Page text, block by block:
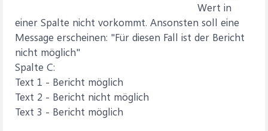
Wert in
einer Spalte nicht vorkommt. Ansonsten soll eine
Message erscheinen: "Für diesen Fall ist der Bericht
nicht möglich"
Spalte C:
Text 1 - Bericht möglich
Text 2 - Bericht nicht möglich
Text 3 - Bericht möglich